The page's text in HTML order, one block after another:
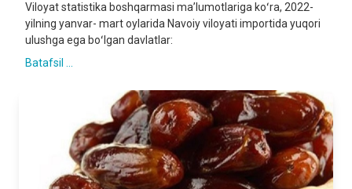
Viloyat statistika boshqarmasi maʼlumotlariga koʻra, 2022-
yilning yanvar- mart oylarida Navoiy viloyati importida yuqori
ulushga ega boʻlgan davlatlar:
Batafsil ...